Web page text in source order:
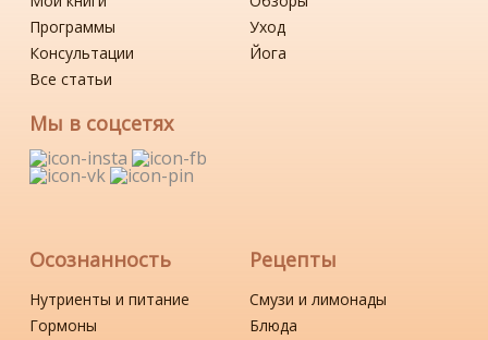
Программы
Консультации
Все статьи
Мы в соцсетях
Уход
Йога
Осознанность
Нутриенты и питание
Гормоны
Рецепты
Смузи и лимонады
Блюда